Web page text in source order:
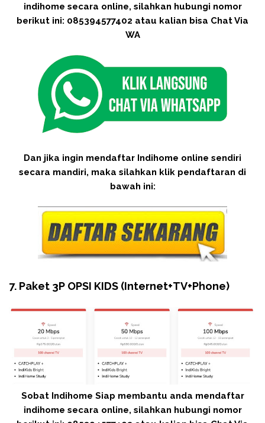
indihome secara online, silahkan hubungi nomor
berikut ini: 085394577402 atau kalian bisa Chat Via
WA
Dan jika ingin mendaftar Indihome online sendiri
secara mandiri, maka silahkan klik pendaftaran di
bawah ini:
7. Paket 3P OPSI KIDS (Internet+TV+Phone)
Sobat Indihome Siap membantu anda mendaftar
indihome secara online, silahkan hubungi nomor